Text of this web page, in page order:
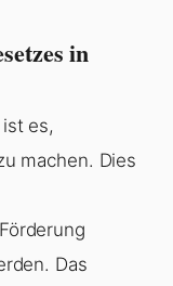
in
es,
machen. Dies
Das